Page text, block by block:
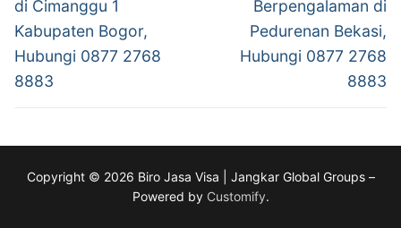
di Cimanggu 1
Kabupaten Bogor,
Hubungi 0877 2768
8883
Berpengalaman di
Pedurenan Bekasi,
Hubungi 0877 2768
8883
Copyright © 2026 Biro Jasa Visa | Jangkar Global Groups –
Powered by Customify.